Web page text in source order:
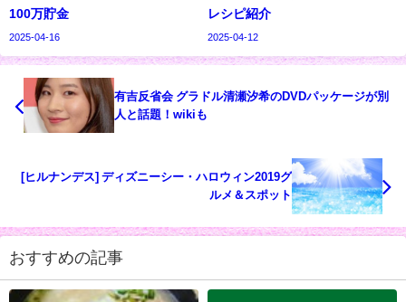
100万貯金
2025-04-16
レシピ紹介
2025-04-12
有吉反省会 グラドル清瀬汐希のDVDパッケージが別
人と話題！wikiも
[ヒルナンデス] ディズニーシー・ハロウィン2019グ
ルメ＆スポット
おすすめの記事